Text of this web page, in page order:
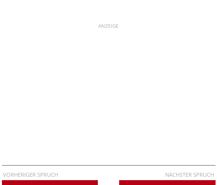
ANZEIGE
VORHERIGER SPRUCH NÄCHSTER SPRUCH